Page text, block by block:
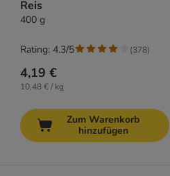
Reis
400 g
4,19 €
10,48 € / kg
Rating: 4.3/5 (378)
Zum Warenkorb
hinzufügen